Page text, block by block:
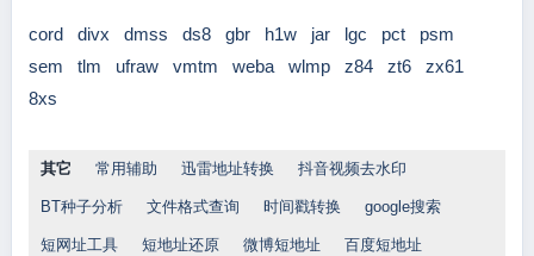
cord divx dmss ds8 gbr h1w jar lgc pct
psm
sem
tlm ufraw vmtm weba wlmp z84 zt6
zx61
8xs
其它 常用辅助 迅雷地址转换 抖音视频去水印
BT种子分析 文件格式查询 时间戳转换 google搜索
短网址工具 短地址还原 微博短地址 百度短地址